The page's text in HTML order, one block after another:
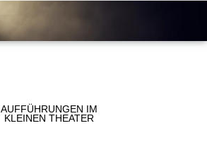
AUFFÜHRUNGEN IM
KLEINEN THEATER